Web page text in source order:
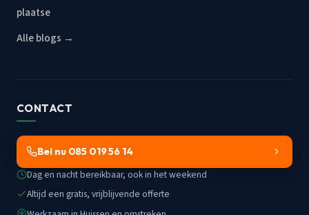
plaatse
Alle blogs →
CONTACT
Bel nu 085 019 56 14
Dag en nacht bereikbaar, ook in het weekend
Altijd een gratis, vrijblijvende offerte